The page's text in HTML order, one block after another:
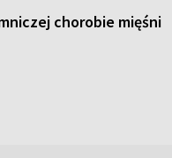
chorobie mięśni